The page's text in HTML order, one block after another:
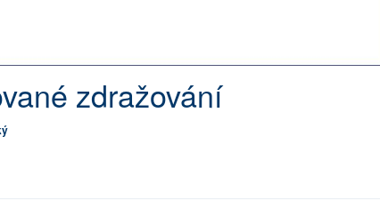
zdražování